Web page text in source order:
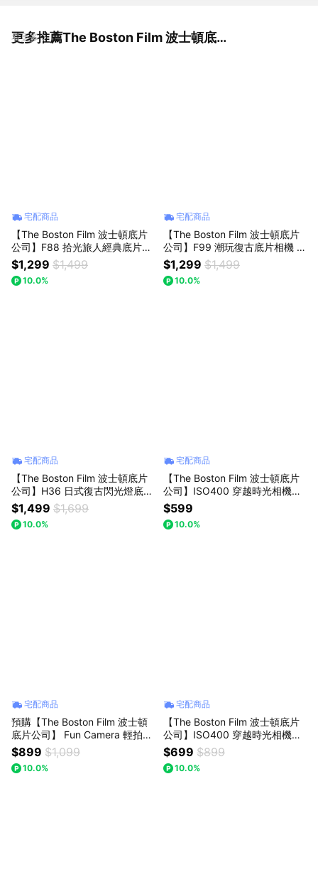
更多推薦The Boston Film 波士頓底片公司
看更多
宅配商品
【The Boston Film 波士頓底片
公司】F88 拾光旅人經典底片相
機 可加購波士頓彩色底片 ISO4
00 12張 乙盒 - 午夜黑
$1,299 $1,499
10.0%
宅配商品
【The Boston Film 波士頓底片
公司】F99 潮玩復古底片相機 可
加購波士頓彩色底片 ISO400 12
張 乙盒 - 薰衣草紫
$1,299 $1,499
10.0%
宅配商品
【The Boston Film 波士頓底片
公司】H36 日式復古閃光燈底片
相機 可加購波士頓彩色底片 ISO
400 12張 乙盒 - 棕色
$1,499 $1,699
10.0%
宅配商品
【The Boston Film 波士頓底片
公司】ISO400 穿越時光相機底
片 三入組 / 五入組
$599
10.0%
宅配商品
預購【The Boston Film 波士頓
底片公司】 Fun Camera 輕拍潮
影 一次性帶閃光底片相機即可拍
- 貝殼白
$899 $1,099
10.0%
宅配商品
【The Boston Film 波士頓底片
公司】ISO400 穿越時光相機底
片
$699 $899
10.0%